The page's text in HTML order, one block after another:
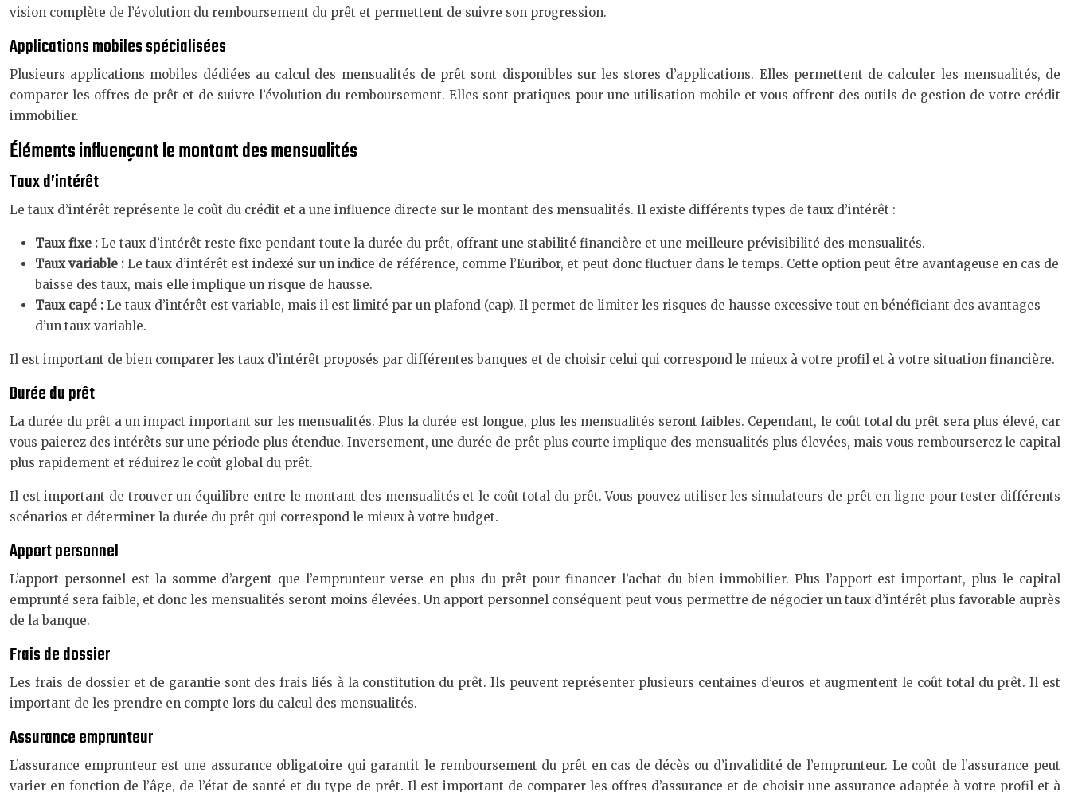
vision complète de l’évolution du remboursement du prêt et permettent de suivre son progression.
Applications mobiles spécialisées
Plusieurs applications mobiles dédiées au calcul des mensualités de prêt sont disponibles sur les stores d’applications. Elles permettent de calculer les mensualités, de
comparer les offres de prêt et de suivre l’évolution du remboursement. Elles sont pratiques pour une utilisation mobile et vous offrent des outils de gestion de votre crédit
immobilier.
Éléments influençant le montant des mensualités
Taux d’intérêt
Le taux d’intérêt représente le coût du crédit et a une influence directe sur le montant des mensualités. Il existe différents types de taux d’intérêt :
Taux fixe : Le taux d’intérêt reste fixe pendant toute la durée du prêt, offrant une stabilité financière et une meilleure prévisibilité des mensualités.
Taux variable : Le taux d’intérêt est indexé sur un indice de référence, comme l’Euribor, et peut donc fluctuer dans le temps. Cette option peut être avantageuse en cas de
baisse des taux, mais elle implique un risque de hausse.
Taux capé : Le taux d’intérêt est variable, mais il est limité par un plafond (cap). Il permet de limiter les risques de hausse excessive tout en bénéficiant des avantages
d’un taux variable.
Il est important de bien comparer les taux d’intérêt proposés par différentes banques et de choisir celui qui correspond le mieux à votre profil et à votre situation financière.
Durée du prêt
La durée du prêt a un impact important sur les mensualités. Plus la durée est longue, plus les mensualités seront faibles. Cependant, le coût total du prêt sera plus élevé, car
vous paierez des intérêts sur une période plus étendue. Inversement, une durée de prêt plus courte implique des mensualités plus élevées, mais vous rembourserez le capital
plus rapidement et réduirez le coût global du prêt.
Il est important de trouver un équilibre entre le montant des mensualités et le coût total du prêt. Vous pouvez utiliser les simulateurs de prêt en ligne pour tester différents
scénarios et déterminer la durée du prêt qui correspond le mieux à votre budget.
Apport personnel
L’apport personnel est la somme d’argent que l’emprunteur verse en plus du prêt pour financer l’achat du bien immobilier. Plus l’apport est important, plus le capital
emprunté sera faible, et donc les mensualités seront moins élevées. Un apport personnel conséquent peut vous permettre de négocier un taux d’intérêt plus favorable auprès
de la banque.
Frais de dossier
Les frais de dossier et de garantie sont des frais liés à la constitution du prêt. Ils peuvent représenter plusieurs centaines d’euros et augmentent le coût total du prêt. Il est
important de les prendre en compte lors du calcul des mensualités.
Assurance emprunteur
L’assurance emprunteur est une assurance obligatoire qui garantit le remboursement du prêt en cas de décès ou d’invalidité de l’emprunteur. Le coût de l’assurance peut
varier en fonction de l’âge, de l’état de santé et du type de prêt. Il est important de comparer les offres d’assurance et de choisir une assurance adaptée à votre profil et à